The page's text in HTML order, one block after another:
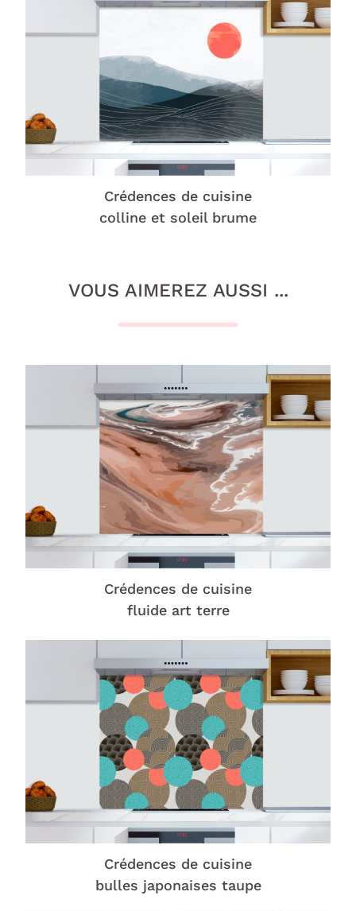
Crédences de cuisine
colline et soleil brume
VOUS AIMEREZ AUSSI ...
Crédences de cuisine
fluide art terre
Crédences de cuisine
bulles japonaises taupe